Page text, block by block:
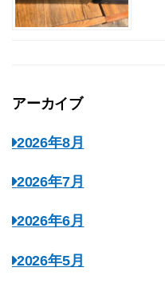
アーカイブ
2026年8月
2026年7月
2026年6月
2026年5月